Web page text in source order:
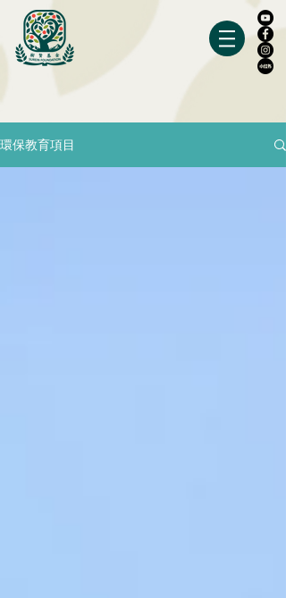
環保教育項目